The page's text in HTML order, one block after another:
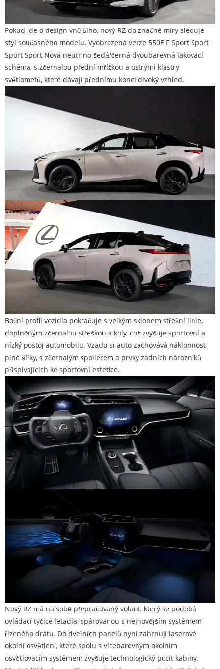
Pokud jde o design vnějšího, nový RZ do značné míry sleduje
styl současného modelu. Vyobrazená verze 550E F Sport Sport
Sport Sport Nová neutrino šedá/černá dvoubarevná lakovací
schéma, s zčernalou přední mřížkou a ostrými klastry
světlometů, které dávají přednímu konci divoký vzhled.
Boční profil vozidla pokračuje s velkým sklonem střešní linie,
doplněným zčernalou střeškou a koly, což zvyšuje sportovní a
nízký postoj automobilu. Vzadu si auto zachovává náklonnost
plné šířky, s zčernalým spoilerem a prvky zadních nárazníků
přispívajících ke sportovní estetice.
Nový RZ má na sobě přepracovaný volant, který se podobá
ovládací tyčice letadla, spárovanou s nejnovějším systémem
řízeného drátu. Do dveřních panelů nyní zahrnují laserové
okolní osvětlení, které spolu s vícebarevným okolním
osvětlovacím systémem zvyšuje technologický pocit kabiny.